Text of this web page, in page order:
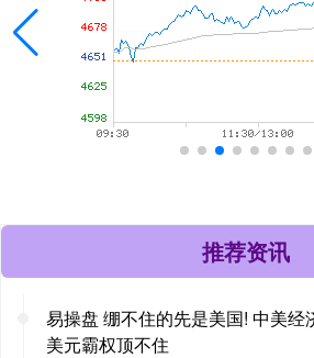
推荐资讯
易操盘 绷不住的先是美国! 中美经
美元霸权顶不住